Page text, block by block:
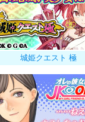
城姫クエスト 極